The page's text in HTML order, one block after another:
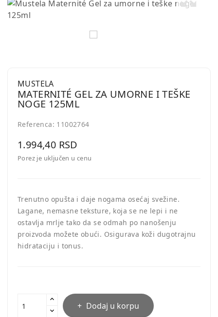
MUSTELA
MATERNITÉ GEL ZA UMORNE I TEŠKE
NOGE 125ML
Referenca: 11002764
1.994,40 RSD
Porez je uključen u cenu
Trenutno opušta i daje nogama osećaj svežine.
Lagane, nemasne teksture, koja se ne lepi i ne
ostavlja mrlje tako da se odmah po nanošenju
proizvoda možete obući. Osigurava koži dugotrajnu
hidrataciju i tonus.
Dodaj u korpu